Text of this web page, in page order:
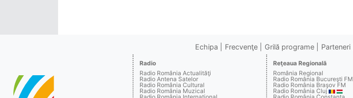
Echipa Frecvenţe Grilă programe Parteneri
Radio
Radio România Actualităţi
Radio Antena Satelor
Radio România Cultural
Radio România Muzical
Reţeaua Regională
România Regional
Radio România Bucureşti FM
Radio România Braşov FM
Radio România Cluj